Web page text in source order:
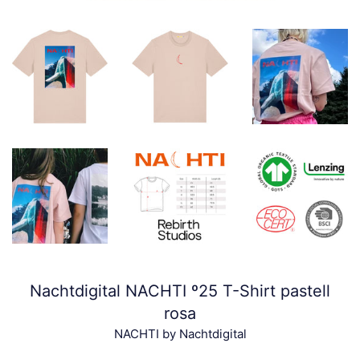
Nachtdigital NACHTI º25 T-Shirt pastell
rosa
NACHTI by Nachtdigital